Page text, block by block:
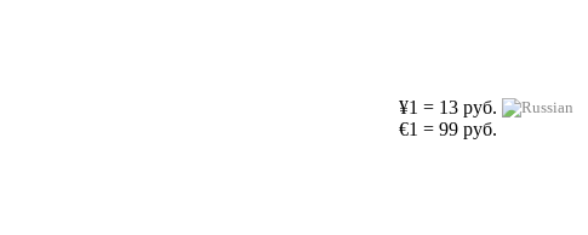
¥1 = 13 руб.
€1 = 99 руб.